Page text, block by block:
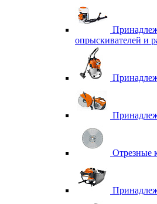
опрыскивателей и
Отрезные